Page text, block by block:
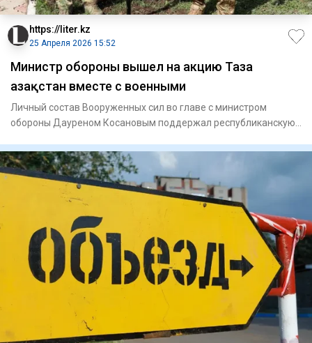
https://liter.kz
25 Апреля 2026 15:52
Министр обороны вышел на акцию Таза
Қазақстан вместе с военными
Личный состав Вооруженных сил во главе с министром
обороны Дауреном Косановым поддержал республиканскую